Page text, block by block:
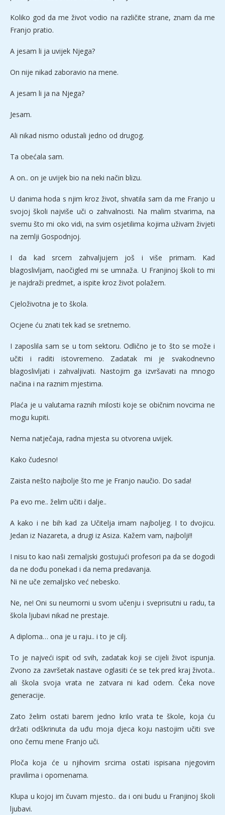
Koliko god da me život vodio na različite strane, znam da me
Franjo pratio.
A jesam li ja uvijek Njega?
On nije nikad zaboravio na mene.
A jesam li ja na Njega?
Jesam.
Ali nikad nismo odustali jedno od drugog.
Ta obećala sam.
A on.. on je uvijek bio na neki način blizu.
U danima hoda s njim kroz život, shvatila sam da me Franjo u
svojoj školi najviše uči o zahvalnosti. Na malim stvarima, na
svemu što mi oko vidi, na svim osjetilima kojima uživam živjeti
na zemlji Gospodnjoj.
I da kad srcem zahvaljujem još i više primam. Kad
blagoslivljam, naočigled mi se umnaža. U Franjinoj školi to mi
je najdraži predmet, a ispite kroz život polažem.
Cjeloživotna je to škola.
Ocjene ću znati tek kad se sretnemo.
I zaposlila sam se u tom sektoru. Odlično je to što se može i
učiti i raditi istovremeno. Zadatak mi je svakodnevno
blagoslivljati i zahvaljivati. Nastojim ga izvršavati na mnogo
načina i na raznim mjestima.
Plaća je u valutama raznih milosti koje se običnim novcima ne
mogu kupiti.
Nema natječaja, radna mjesta su otvorena uvijek.
Kako čudesno!
Zaista nešto najbolje što me je Franjo naučio. Do sada!
Pa evo me.. želim učiti i dalje..
A kako i ne bih kad za Učitelja imam najboljeg. I to dvojicu.
Jedan iz Nazareta, a drugi iz Asiza. Kažem vam, najbolji!!
I nisu to kao naši zemaljski gostujući profesori pa da se dogodi
da ne dođu ponekad i da nema predavanja.
Ni ne uče zemaljsko već nebesko.
Ne, ne! Oni su neumorni u svom učenju i sveprisutni u radu, ta
škola ljubavi nikad ne prestaje.
A diploma… ona je u raju.. i to je cilj.
To je najveći ispit od svih, zadatak koji se cijeli život ispunja.
Zvono za završetak nastave oglasiti će se tek pred kraj života..
ali škola svoja vrata ne zatvara ni kad odem. Čeka nove
generacije.
Zato želim ostati barem jedno krilo vrata te škole, koja ću
držati odškrinuta da uđu moja djeca koju nastojim učiti sve
ono čemu mene Franjo uči.
Ploča koja će u njihovim srcima ostati ispisana njegovim
pravilima i opomenama.
Klupa u kojoj im čuvam mjesto.. da i oni budu u Franjinoj školi
ljubavi.